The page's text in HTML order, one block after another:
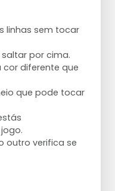
linhas sem tocar
por cima.
cor diferente que
que pode tocar
outro verifica se